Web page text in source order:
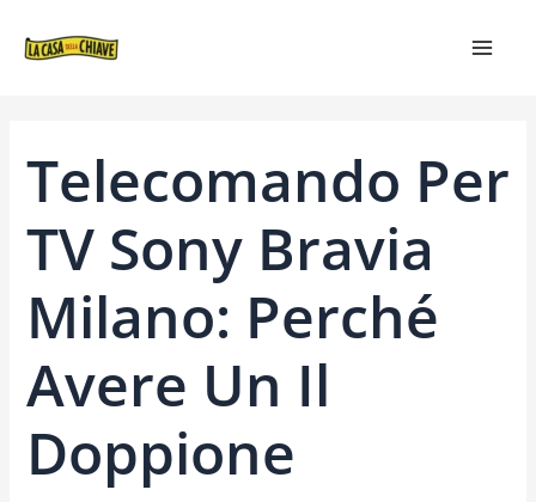
Telecomando Per
TV Sony Bravia
Milano: Perché
Avere Un Il
Doppione
ARTICOLI